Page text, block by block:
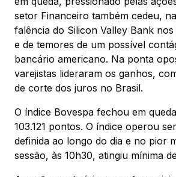
setor Financeiro também cedeu,
falência do Silicon Valley Bank nos
e de temores de um possível
bancário americano. Na ponta
varejistas lideraram os ganhos,
de corte dos juros no Brasil.
O índice Bovespa fechou em
103.121 pontos. O índice operou
definida ao longo do dia e no pior
sessão, às 10h30, atingiu mínima